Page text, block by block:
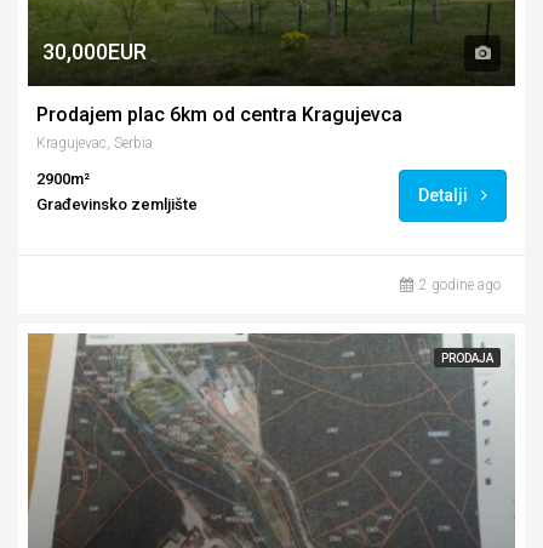
30,000EUR
Prodajem plac 6km od centra Kragujevca
Kragujevac, Serbia
2900m²
Građevinsko zemljište
Detalji
2 godine ago
PRODAJA